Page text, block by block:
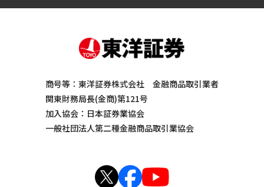
商号等：東洋証券株式会社 金融商品取引業者
関東財務局長(金商)第121号
加入協会：日本証券業協会
一般社団法人第二種金融商品取引業協会